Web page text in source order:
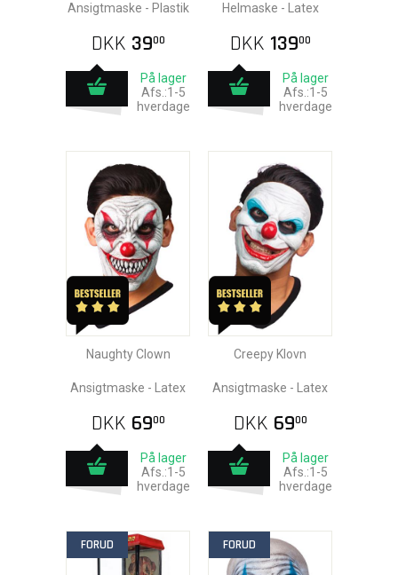
Ansigtmaske - Plastik
DKK 3900
På lager
Afs.:1-5
hverdage
Helmaske - Latex
DKK 13900
På lager
Afs.:1-5
hverdage
Naughty Clown
Ansigtmaske - Latex
DKK 6900
På lager
Afs.:1-5
hverdage
Creepy Klovn
Ansigtmaske - Latex
DKK 6900
På lager
Afs.:1-5
hverdage
FORUD FORUD